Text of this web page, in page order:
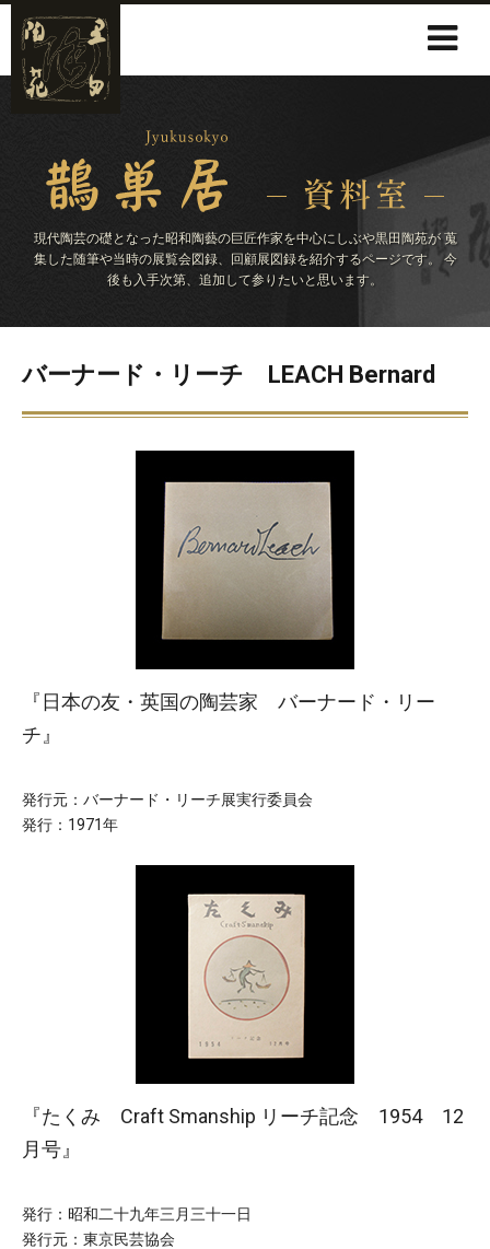
現代陶芸の礎となった昭和陶藝の巨匠作家を中心にしぶや黒田陶苑が蒐
集した随筆や当時の展覧会図録、回顧展図録を紹介するページです。
今
後も入手次第、追加して参りたいと思います。
バーナード・リーチ LEACH Bernard
『日本の友・英国の陶芸家 バーナード・リー
チ』
発行元：バーナード・リーチ展実行委員会
発行：1971年
『たくみ Craft Smanship リーチ記念 1954 12
月号』
発行：昭和二十九年三月三十一日
発行元：東京民芸協会